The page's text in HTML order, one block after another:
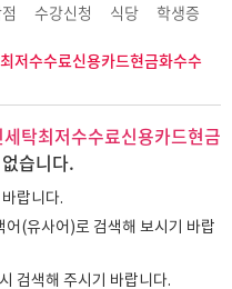
수강신청 식당 학생증
저수수료신용카드현금화수수
탁최저수수료신용카드현금
습니다.
랍니다.
(유사어)로 검색해 보시기 바랍
검색해 주시기 바랍니다.